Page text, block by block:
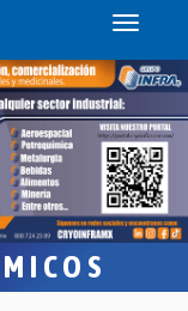
Toggle